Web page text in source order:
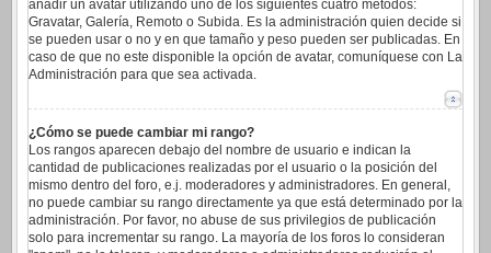
añadir un avatar utilizando uno de los siguientes cuatro métodos:
Gravatar, Galería, Remoto o Subida. Es la administración quien decide si
se pueden usar o no y en que tamaño y peso pueden ser publicadas. En
caso de que no este disponible la opción de avatar, comuníquese con La
Administración para que sea activada.
¿Cómo se puede cambiar mi rango?
Los rangos aparecen debajo del nombre de usuario e indican la
cantidad de publicaciones realizadas por el usuario o la posición del
mismo dentro del foro, e.j. moderadores y administradores. En general,
no puede cambiar su rango directamente ya que está determinado por la
administración. Por favor, no abuse de sus privilegios de publicación
solo para incrementar su rango. La mayoría de los foros lo consideran